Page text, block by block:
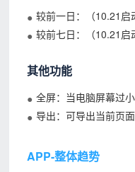
较前一日：（10.21启
较前七日：（10.21启
其他功能
全屏：当电脑屏幕过
导出：可导出当前页
APP-整体趋势